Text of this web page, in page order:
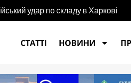
удар по складу в Харкові
СТАТТІ
НОВИНИ